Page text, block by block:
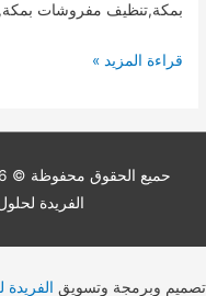
بمكة,تنظيف مفروشات
شركة
0509744421
قراءة المزيد »
حميع الحقوق محفوظة © 2026
الفريدة لحلول الويب
تصميم وبرمجة وتسويق